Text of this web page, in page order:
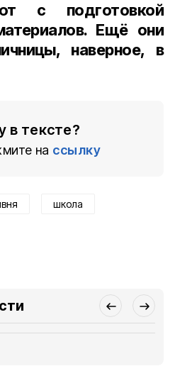
с подготовкой
Ещё они
наверное, в
в тексте?
на ссылку
школа